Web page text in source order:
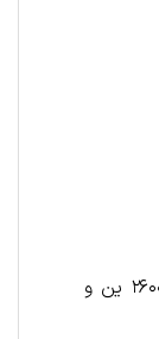
صندلی رزرو شده پولی به ازای هر نفر ۲۶۰۰ ین و